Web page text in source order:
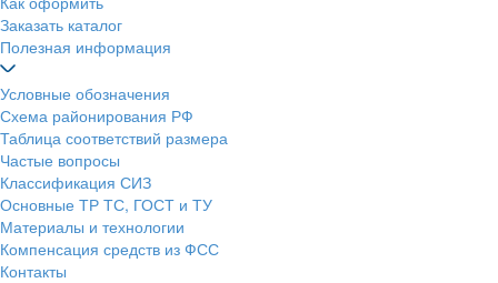
Заказать каталог
Полезная информация
Условные обозначения
Схема районирования РФ
Таблица соответствий размера
Частые вопросы
Классификация СИЗ
Основные ТР ТС, ГОСТ и ТУ
Материалы и технологии
Компенсация средств из ФСС
Контакты